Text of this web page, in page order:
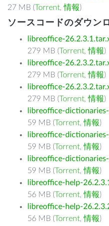
27 MB (Torrent,情報)
ソースコードのダウン
libreoffice-
279 MB (Torrent,情報)
libreoffice-
279 MB (Torrent,情報)
libreoffice-
279 MB (Torrent,情報)
libreoffice-
59 MB (Torrent,情報)
libreoffice-
59 MB (Torrent,情報)
libreoffice-
59 MB (Torrent,情報)
libreoffice-help-
56 MB (Torrent,情報)
libreoffice-help-
56 MB (Torrent,情報)